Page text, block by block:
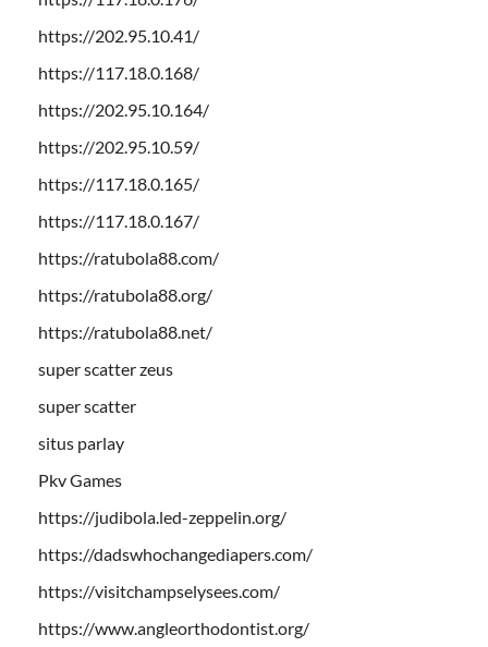
https://202.95.10.41/
https://117.18.0.168/
https://202.95.10.164/
https://202.95.10.59/
https://117.18.0.165/
https://117.18.0.167/
https://ratubola88.com/
https://ratubola88.org/
https://ratubola88.net/
super scatter zeus
super scatter
situs parlay
Pkv Games
https://judibola.led-zeppelin.org/
https://dadswhochangediapers.com/
https://visitchampselysees.com/
https://www.angleorthodontist.org/